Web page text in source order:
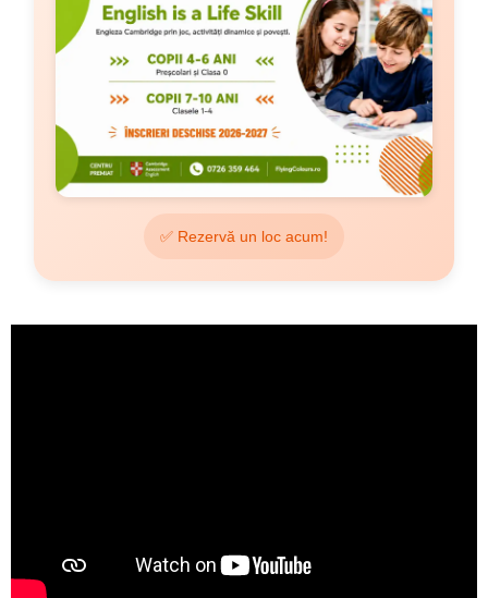
✅ Rezervă un loc acum!